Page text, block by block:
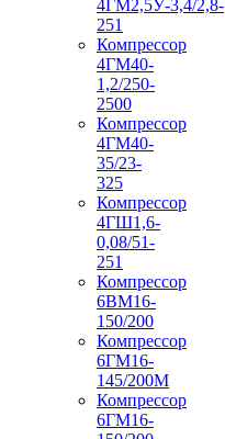
4ГМ2,5У-3,4/2,8-
251
Компрессор
4ГМ40-
1,2/250-
2500
Компрессор
4ГМ40-
35/23-
325
Компрессор
4ГШ1,6-
0,08/51-
251
Компрессор
6ВМ16-
150/200
Компрессор
6ГМ16-
145/200М
Компрессор
6ГМ16-